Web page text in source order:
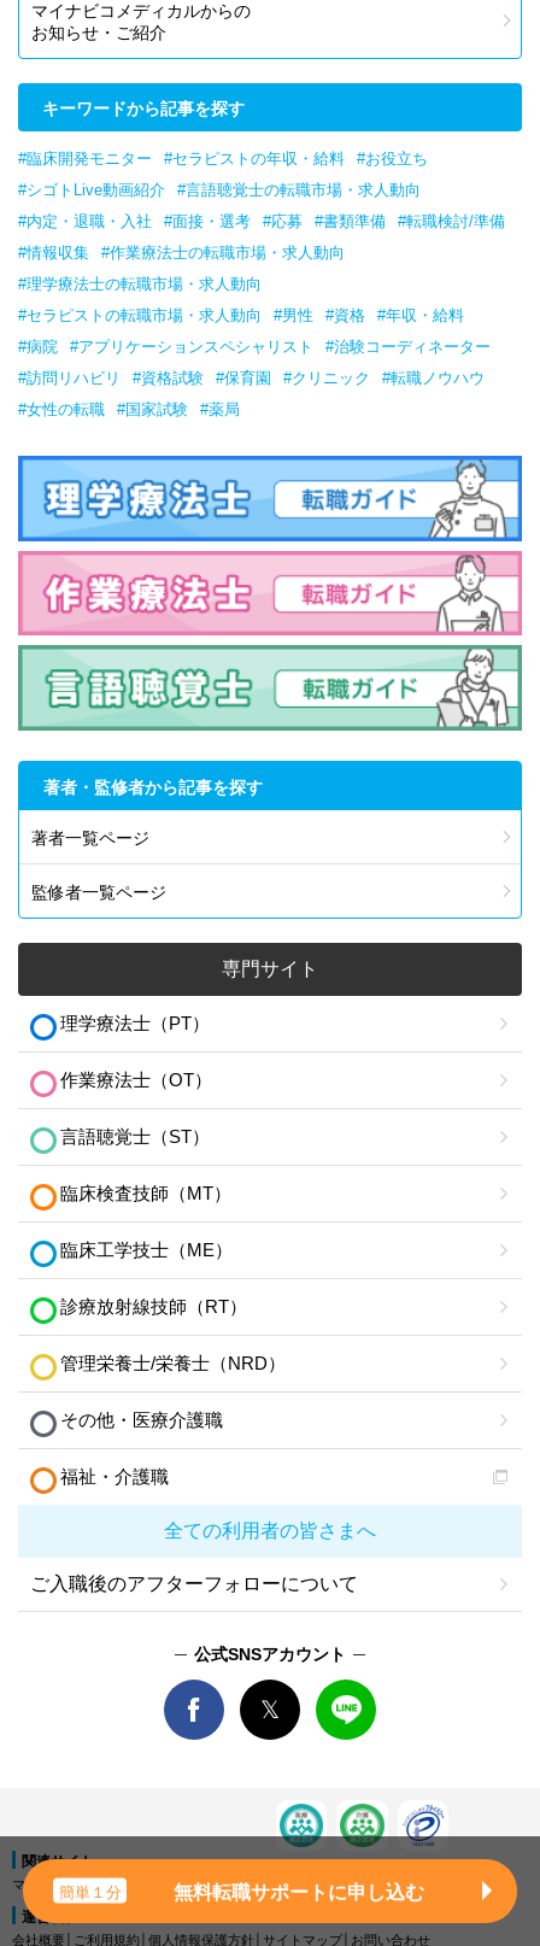
マイナビコメディカルからの
お知らせ・ご紹介
キーワードから記事を探す
#臨床開発モニター #セラピストの年収・給料
#お役立ち
#シゴトLive動画紹介
#言語聴覚士の転職市場・求人動向
#内定・退職・入社
#面接・選考 #応募 #書類準備
#転職検討/準備
#情報収集
#作業療法士の転職市場・求人動向
#理学療法士の転職市場・求人動向
#セラピストの転職市場・求人動向
#男性 #資格
#年収・給料
#病院
#アプリケーションスペシャリスト
#治験コーディネーター
#訪問リハビリ
#資格試験 #保育園 #クリニック
#転職ノウハウ
#女性の転職
#国家試験 #薬局
著者・監修者から記事を探す
著者一覧ページ
監修者一覧ページ
専門サイト
理学療法士（PT）
作業療法士（OT）
言語聴覚士（ST）
臨床検査技師（MT）
臨床工学技士（ME）
診療放射線技師（RT）
管理栄養士/栄養士（NRD）
その他・医療介護職
福祉・介護職
全ての利用者の皆さまへ
ご入職後のアフターフォローについて
公式SNSアカウント
簡単１分 無料転職サポートに申し込む
関連サイト
マイナビDOCTOR │ マイナビ看護師│マイナビ薬剤師 │マイナビ保育士
運営会社
会社概要 ご利用規約 個人情報保護方針 サイトマップ お問い合わせ